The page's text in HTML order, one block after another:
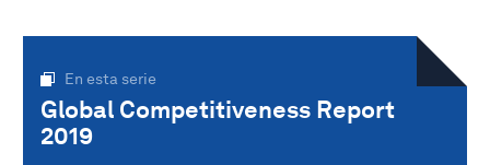
En esta serie
Global Competitiveness Report
2019